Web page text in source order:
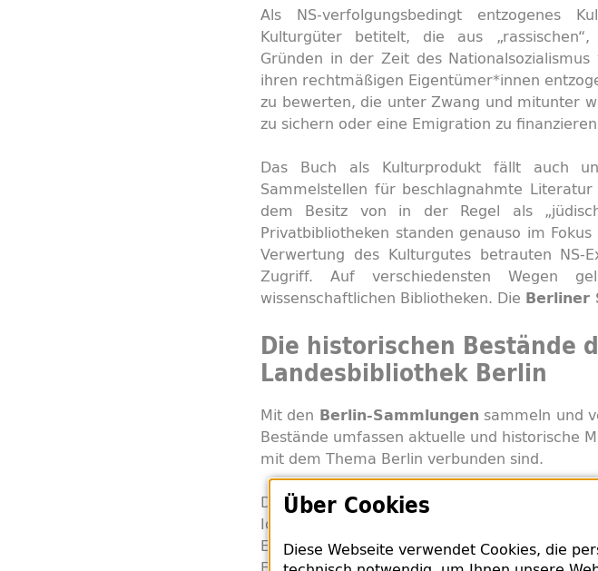
Als NS-verfolgungsbedingt entzogenes
Kulturgüter betitelt, die aus
Gründen in der Zeit des
ihren rechtmäßigen Eigentümer*innen
zu bewerten, die unter Zwang und mitunter
zu sichern oder eine Emigration zu
Das Buch als Kulturprodukt fällt auch
Sammelstellen für beschlagnahmte
dem Besitz von in der Regel als
Privatbibliotheken standen genauso im
Verwertung des Kulturgutes betrauten NS-
Zugriff. Auf verschiedensten Wegen
wissenschaftlichen Bibliotheken. Die Berliner
Die historischen Bestände
Landesbibliothek Berlin
Mit den Berlin-Sammlungen sammeln und
Bestände umfassen aktuelle und historische
mit dem Thema Berlin verbunden sind.
Die zentrale Aufgabe des
Identifikation der geraubten Bücher und
Eine Rückgabe von eindeutig
Über Cookies
Diese Webseite verwendet Cookies, die